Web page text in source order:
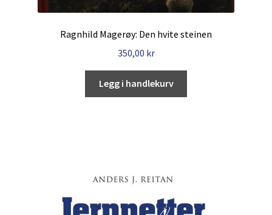
Ragnhild Magerøy: Den hvite steinen
350,00 kr
Legg i handlekurv